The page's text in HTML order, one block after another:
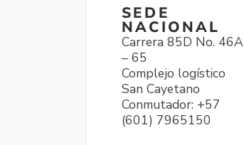
SEDE
NACIONAL
Carrera 85D No. 46A
– 65
Complejo logístico
San Cayetano
Conmutador: +57
(601) 7965150